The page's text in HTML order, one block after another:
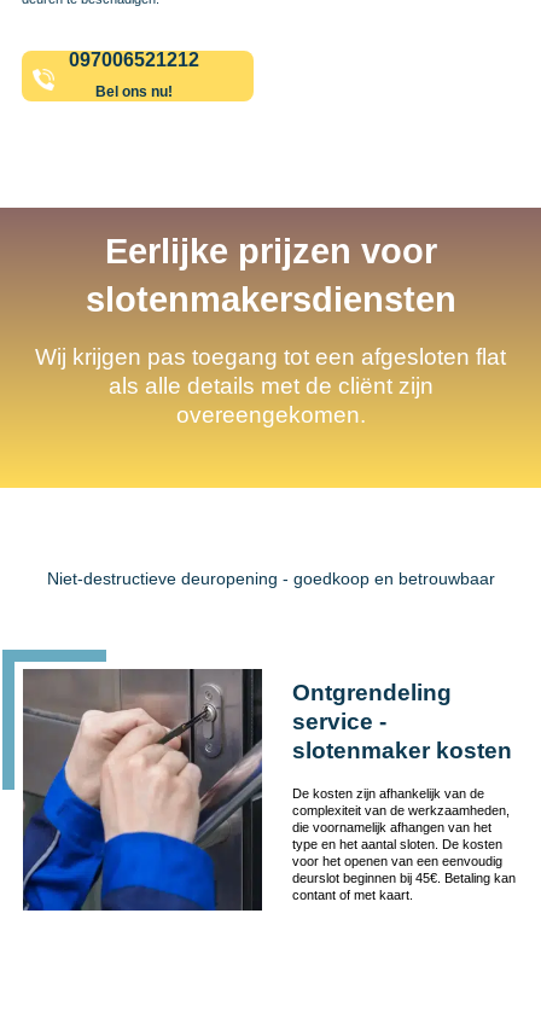
097006521212
Bel ons nu!
Eerlijke prijzen voor
slotenmakersdiensten
Wij krijgen pas toegang tot een afgesloten flat
als alle details met de cliënt zijn
overeengekomen.
Niet-destructieve deuropening - goedkoop en betrouwbaar
Ontgrendeling
service -
slotenmaker kosten
De kosten zijn afhankelijk van de
complexiteit van de werkzaamheden,
die voornamelijk afhangen van het
type en het aantal sloten. De kosten
voor het openen van een eenvoudig
deurslot beginnen bij 45€. Betaling kan
contant of met kaart.